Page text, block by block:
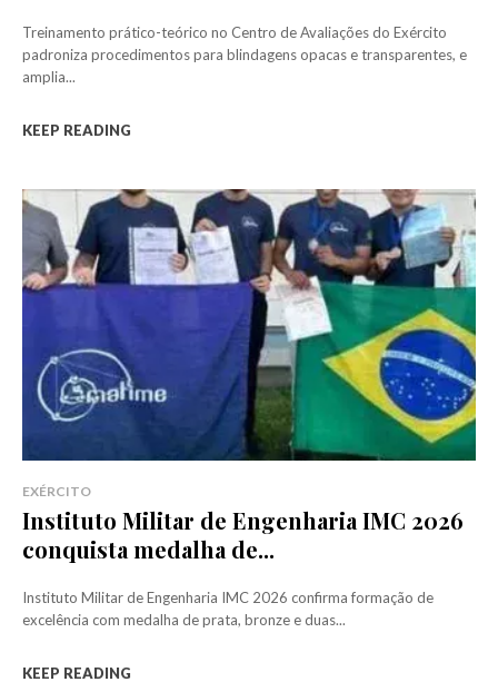
Treinamento prático-teórico no Centro de Avaliações do Exército
padroniza procedimentos para blindagens opacas e transparentes, e
amplia...
KEEP READING
EXÉRCITO
Instituto Militar de Engenharia IMC 2026
conquista medalha de...
Instituto Militar de Engenharia IMC 2026 confirma formação de
excelência com medalha de prata, bronze e duas...
KEEP READING